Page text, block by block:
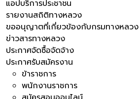
แอปบริการประชาชน
รายงานสถิติทางหลวง
ขออนุญาตที่เกี่ยวข้องกับกรมทางหลวง
ข่าวสารทางหลวง
ประกาศจัดซื้อจัดจ้าง
ประกาศรับสมัครงาน
ข้าราชการ
พนักงานราชการ